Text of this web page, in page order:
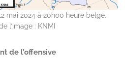
mai 2024 à 20h00 heure belge.
l’image : KNMI
de l’offensive